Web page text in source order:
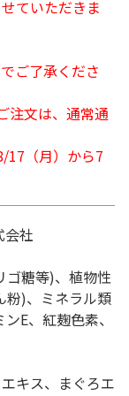
ていただきま
ご了承くださ
注文は、通常通
17（月）から7
会社
ゴ糖等)、植物性
粉)、ミネラル類
E、紅麹色素、
キス、まぐろエ